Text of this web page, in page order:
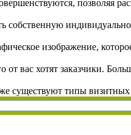
позволяя
собственную
изображение,
вас хотят заказчики.
существуют типы визитных